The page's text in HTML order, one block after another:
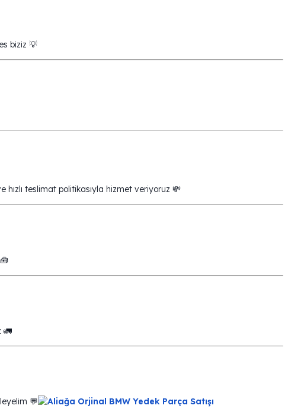
biziz 💡
teslimat politikasıyla hizmet veriyoruz 💸
🚛
💬